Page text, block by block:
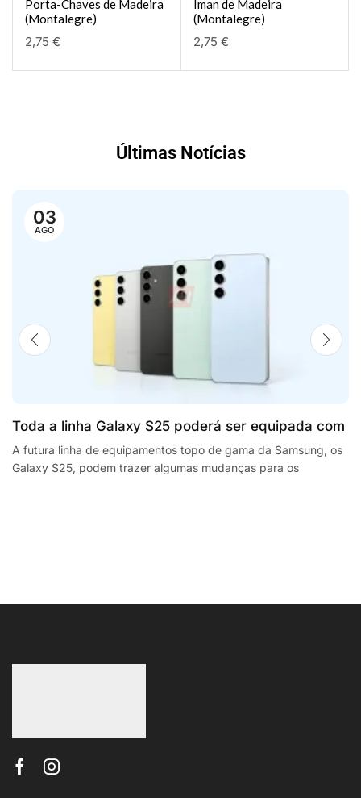
Porta-Chaves de Madeira
(Montalegre)
2,75 €
Íman de Madeira
(Montalegre)
2,75 €
Últimas Notícias
03
AGO
Toda a linha Galaxy S25 poderá ser equipada com
processadores SnapdragonSegway Ninebot E2,
F2 Plus, and MaxG2 e-scooters review
A futura linha de equipamentos topo de gama da Samsung, os
Galaxy S25, podem trazer algumas mudanças para os